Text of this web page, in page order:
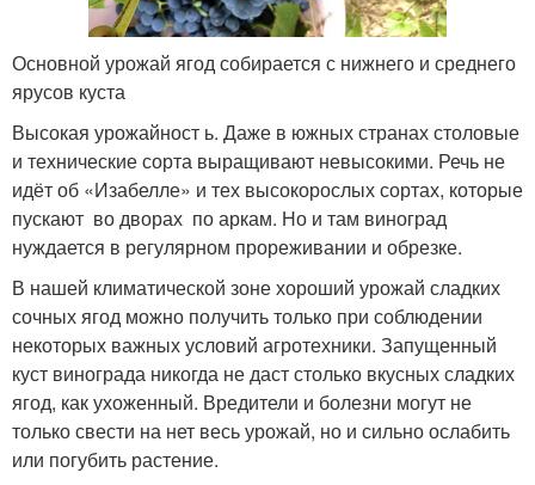
Основной урожай ягод собирается с нижнего и среднего
ярусов куста
Высокая урожайност ь. Даже в южных странах столовые
и технические сорта выращивают невысокими. Речь не
идёт об «Изабелле» и тех высокорослых сортах, которые
пускают во дворах по аркам. Но и там виноград
нуждается в регулярном прореживании и обрезке.
В нашей климатической зоне хороший урожай сладких
сочных ягод можно получить только при соблюдении
некоторых важных условий агротехники. Запущенный
куст винограда никогда не даст столько вкусных сладких
ягод, как ухоженный. Вредители и болезни могут не
только свести на нет весь урожай, но и сильно ослабить
или погубить растение.